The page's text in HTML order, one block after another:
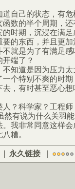
己的状态，有危
函数的半个周期，
时期，沉浸在满
的东西，并且更
就是为了有满足
端了？
道是因为压力太
一个特别不爽的时
，有时甚至恶心
？科学家？工程师
然有说为什么关羽
我非常同意这样
糟。
| 永久链接 |